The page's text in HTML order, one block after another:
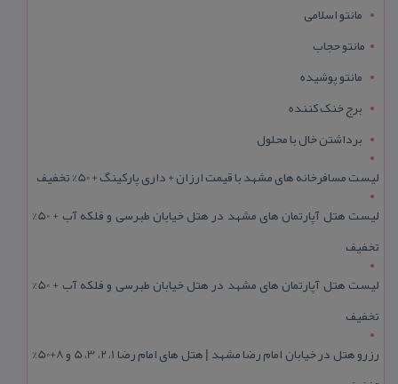
مانتو اسلامی
مانتو حجاب
مانتو پوشیده
برج خنک کننده
برداشتن خال با محلول
لیست مسافرخانه های مشهد با قیمت ارزان + داری پارکینگ + 50% تخفیف
لیست هتل آپارتمان های مشهد در هتل خیابان طبرسی و فلکه آب + 50%
تخفیف
لیست هتل آپارتمان های مشهد در هتل خیابان طبرسی و فلکه آب + 50%
تخفیف
رزرو هتل در خیابان امام رضا مشهد | هتل‌ های امام رضا 1، 2، 3، 5 و 8+50%